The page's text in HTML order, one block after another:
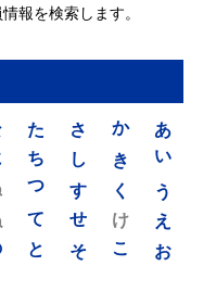
報を検索します。
あ
い
う
え
お
か
き
く
け
こ
さ
し
す
せ
そ
た
ち
つ
て
と